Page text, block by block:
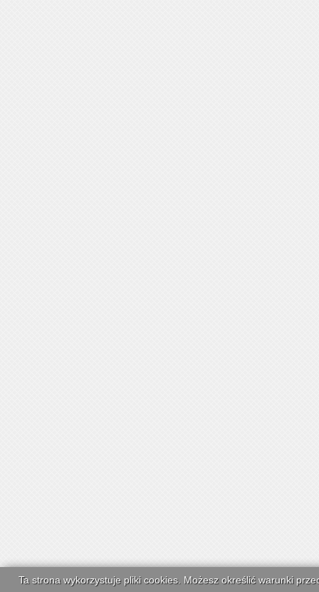
Ta strona wykorzystuje pliki cookies. Możesz określić warunki